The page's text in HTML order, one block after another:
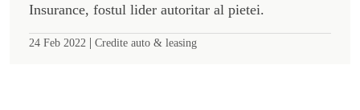
Insurance, fostul lider autoritar al pietei.
24 Feb 2022 | Credite auto & leasing